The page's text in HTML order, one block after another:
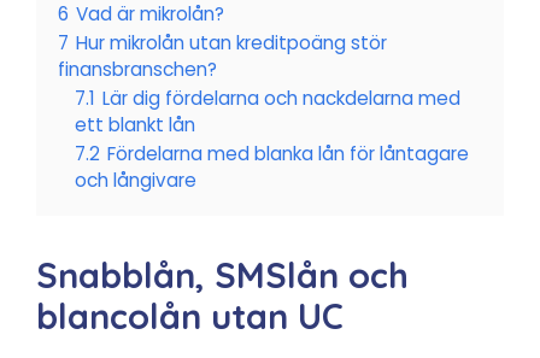
6 Vad är mikrolån?
7 Hur mikrolån utan kreditpoäng stör
finansbranschen?
7.1 Lär dig fördelarna och nackdelarna med
ett blankt lån
7.2 Fördelarna med blanka lån för låntagare
och långivare
Snabblån, SMSlån och
blancolån utan UC